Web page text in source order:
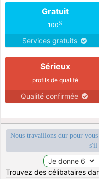
Gratuit
100%
Services gratuits
Sérieux
profils de qualité
Qualité confirmée
Nous travaillons dur pour
s'il
Trouvez des célibataires